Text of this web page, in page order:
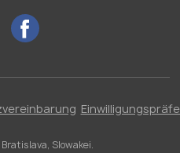
Slowakei.